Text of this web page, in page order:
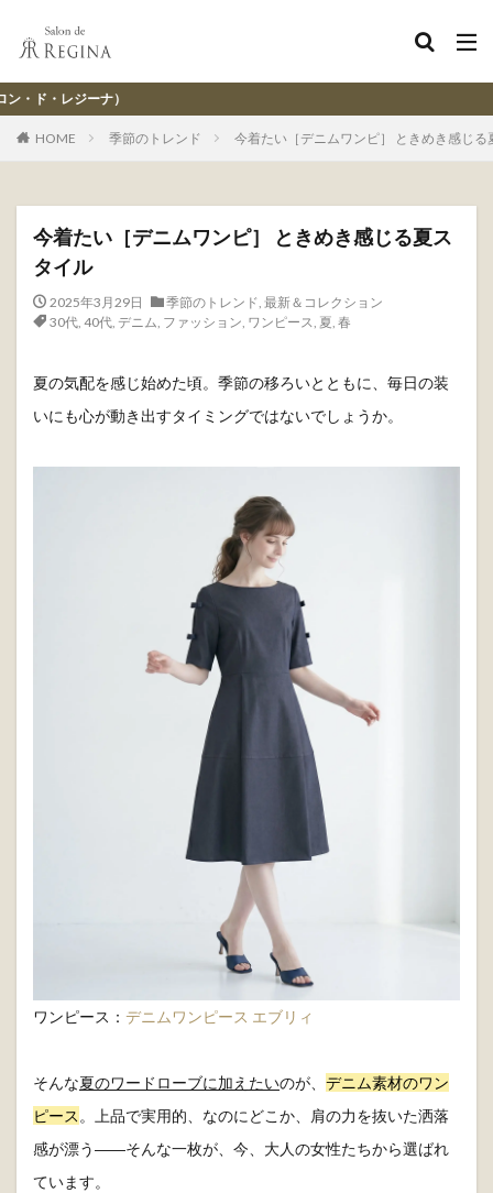
HOME 季節のトレンド 今着たい［デニムワンピ］ ときめき感じる
今着たい［デニムワンピ］ ときめき感じる夏ス
タイル
2025年3月29日 季節のトレンド, 最新＆コレクション
30代, 40代, デニム, ファッション, ワンピース, 夏, 春
夏の気配を感じ始めた頃。季節の移ろいとともに、毎日の装
いにも心が動き出すタイミングではないでしょうか。
ワンピース： デニムワンピース エブリィ
そんな夏のワードローブに加えたいのが、 デニム素材のワン
ピース 。上品で実用的、なのにどこか、肩の力を抜いた洒落
感が漂う――そんな一枚が、今、大人の女性たちから選ばれ
ています。